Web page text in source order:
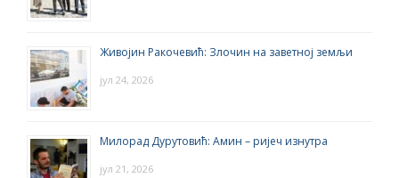
Живојин Ракочевић: Злочин на заветној земљи
јул 24, 2026
Милорад Дурутовић: Амин – ријеч изнутра
јул 21, 2026